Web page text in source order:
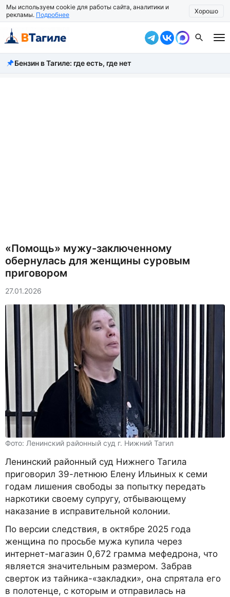
Мы используем cookie для работы сайта, аналитики и
рекламы. Подробнее Хорошо
Все новости
Бензин в Тагиле: где есть, где нет
«Помощь» мужу-заключенному
обернулась для женщины суровым
приговором
27.01.2026
Фото: Ленинский районный суд г. Нижний Тагил
Ленинский районный суд Нижнего Тагила
приговорил 39-летнюю Елену Ильиных к семи
годам лишения свободы за попытку передать
наркотики своему супругу, отбывающему
наказание в исправительной колонии.
По версии следствия, в октябре 2025 года
женщина по просьбе мужа купила через
интернет-магазин 0,672 грамма мефедрона, что
является значительным размером. Забрав
сверток из тайника-«закладки», она спрятала его
в полотенце, с которым и отправилась на